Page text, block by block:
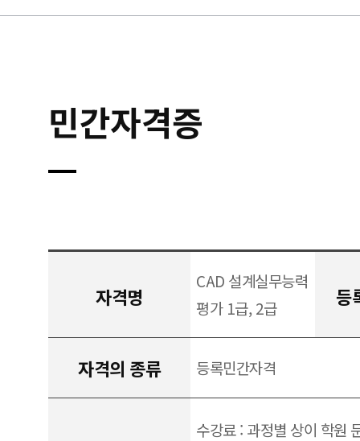
민간자격증
자격명
CAD 설계실무능력
평가 1급, 2급
등
자격의 종류 등록민간자격
수강료 : 과정별 상이 학원